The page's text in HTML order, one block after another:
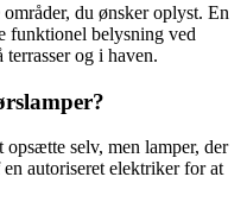
du ønsker oplyst. En
funktionel belysning ved
og i haven.
selv, men lamper, der
autoriseret elektriker for at